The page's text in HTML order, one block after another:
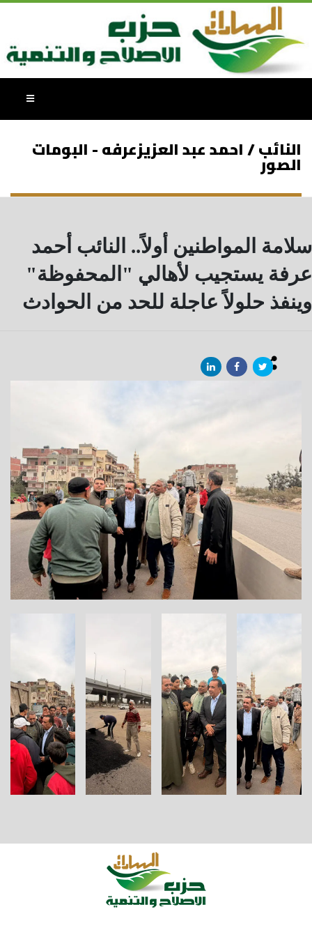
النائب / احمد عبد العزيزعرفه - البومات
الصور
سلامة المواطنين أولاً.. النائب أحمد
عرفة يستجيب لأهالي "المحفوظة"
وينفذ حلولاً عاجلة للحد من الحوادث